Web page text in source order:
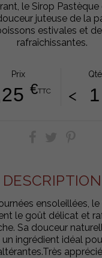
le Sirop
juteuse de la
estivales et
rafraîchissantes.
Prix
€TTC
Qté
<
DESCRIPTION
ensoleillées,
le goût délicat et
Sa douceur
ingrédient idéal